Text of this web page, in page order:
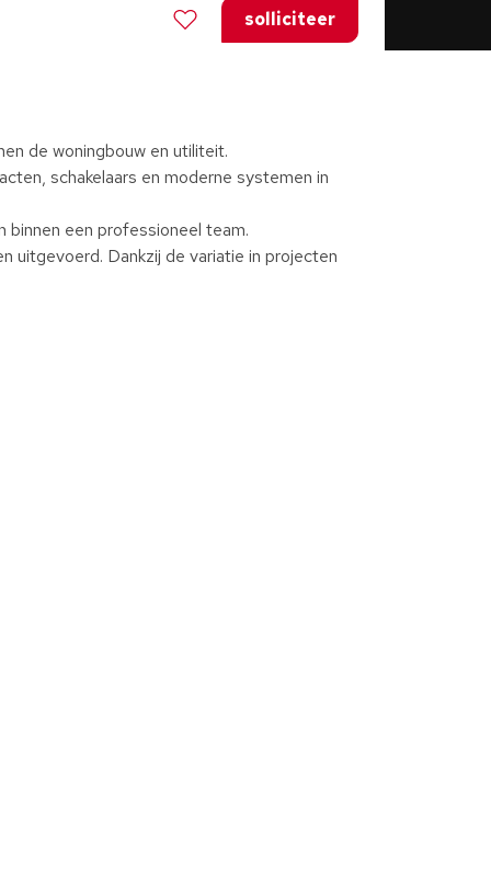
solliciteer
de woningbouw en utiliteit.
schakelaars en moderne systemen in
binnen een professioneel team.
uitgevoerd. Dankzij de variatie in projecten